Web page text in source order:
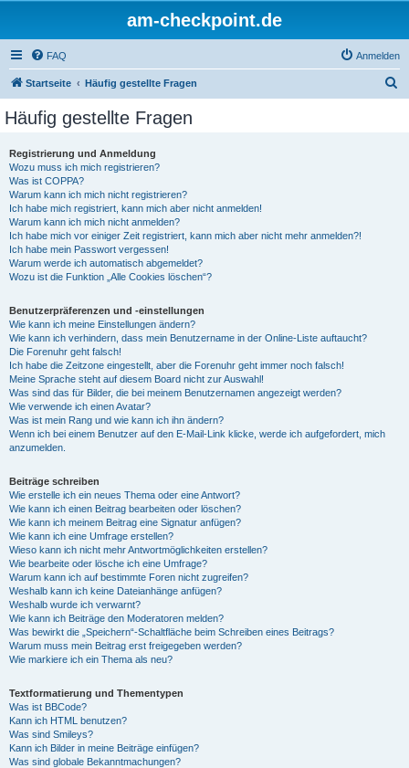
am-checkpoint.de
FAQ Anmelden
Startseite Häufig gestellte Fragen
Häufig gestellte Fragen
Registrierung und Anmeldung
Wozu muss ich mich registrieren?
Was ist COPPA?
Warum kann ich mich nicht registrieren?
Ich habe mich registriert, kann mich aber nicht anmelden!
Warum kann ich mich nicht anmelden?
Ich habe mich vor einiger Zeit registriert, kann mich aber nicht mehr anmelden?!
Ich habe mein Passwort vergessen!
Warum werde ich automatisch abgemeldet?
Wozu ist die Funktion „Alle Cookies löschen“?
Benutzerpräferenzen und -einstellungen
Wie kann ich meine Einstellungen ändern?
Wie kann ich verhindern, dass mein Benutzername in der Online-Liste auftaucht?
Die Forenuhr geht falsch!
Ich habe die Zeitzone eingestellt, aber die Forenuhr geht immer noch falsch!
Meine Sprache steht auf diesem Board nicht zur Auswahl!
Was sind das für Bilder, die bei meinem Benutzernamen angezeigt werden?
Wie verwende ich einen Avatar?
Was ist mein Rang und wie kann ich ihn ändern?
Wenn ich bei einem Benutzer auf den E-Mail-Link klicke, werde ich aufgefordert, mich
anzumelden.
Beiträge schreiben
Wie erstelle ich ein neues Thema oder eine Antwort?
Wie kann ich einen Beitrag bearbeiten oder löschen?
Wie kann ich meinem Beitrag eine Signatur anfügen?
Wie kann ich eine Umfrage erstellen?
Wieso kann ich nicht mehr Antwortmöglichkeiten erstellen?
Wie bearbeite oder lösche ich eine Umfrage?
Warum kann ich auf bestimmte Foren nicht zugreifen?
Weshalb kann ich keine Dateianhänge anfügen?
Weshalb wurde ich verwarnt?
Wie kann ich Beiträge den Moderatoren melden?
Was bewirkt die „Speichern“-Schaltfläche beim Schreiben eines Beitrags?
Warum muss mein Beitrag erst freigegeben werden?
Wie markiere ich ein Thema als neu?
Textformatierung und Thementypen
Was ist BBCode?
Kann ich HTML benutzen?
Was sind Smileys?
Kann ich Bilder in meine Beiträge einfügen?
Was sind globale Bekanntmachungen?